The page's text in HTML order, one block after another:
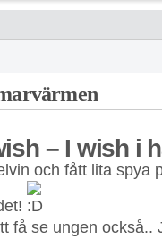
– I wish i
och fått lita spya
få se ungen också..